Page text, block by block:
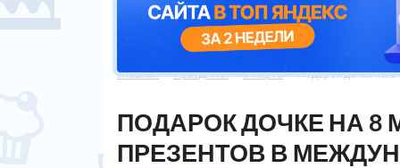
Главная  Праздники  8 марта  Подарок дочке на
ПОДАРОК ДОЧКЕ НА 8
ПРЕЗЕНТОВ В